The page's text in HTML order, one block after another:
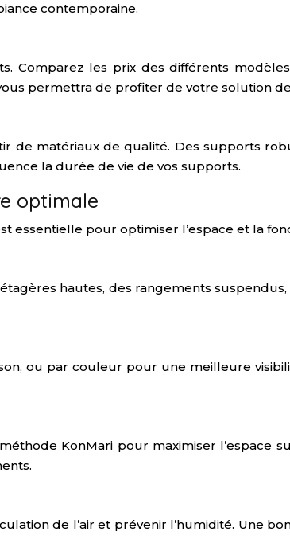
contemporaine.
Comparez les prix des différents
permettra de profiter de votre solution
de matériaux de qualité. Des supports
la durée de vie de vos supports.
optimale
essentielle pour optimiser l’espace et la
hautes, des rangements
ou par couleur pour une meilleure
KonMari pour maximiser l’espace
de l’air et prévenir l’humidité. Une